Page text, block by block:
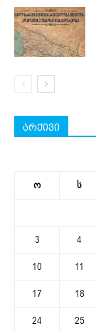
არქივი
ო ს
3
4
10
11
17
18
24
25